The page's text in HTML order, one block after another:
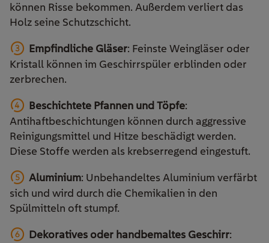
können Risse bekommen. Außerdem verliert das
Holz seine Schutzschicht.
Empfindliche Gläser: Feinste Weingläser oder
Kristall können im Geschirrspüler erblinden oder
zerbrechen.
Beschichtete Pfannen und Töpfe:
Antihaftbeschichtungen können durch aggressive
Reinigungsmittel und Hitze beschädigt werden.
Diese Stoffe werden als krebserregend eingestuft.
Aluminium: Unbehandeltes Aluminium verfärbt
sich und wird durch die Chemikalien in den
Spülmitteln oft stumpf.
Dekoratives oder handbemaltes Geschirr: